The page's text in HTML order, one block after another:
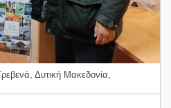
Δυτική Μακεδονία